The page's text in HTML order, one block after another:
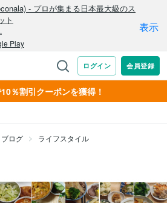
％割引クーポンを獲得！
ブログ ライフスタイル